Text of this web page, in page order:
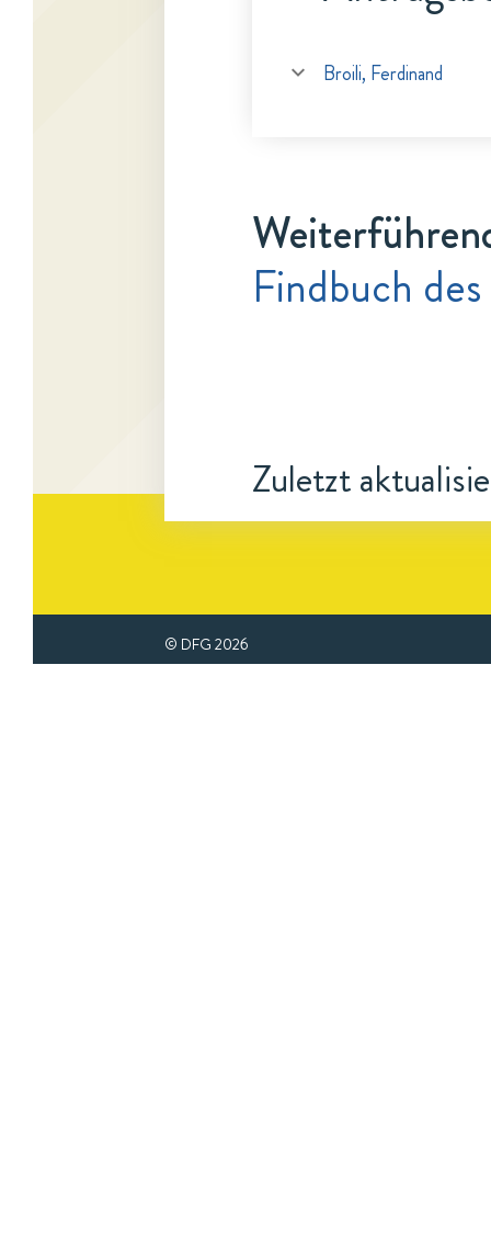
Broili, Ferdinand
Findbuch
Zuletzt
© DFG 2026